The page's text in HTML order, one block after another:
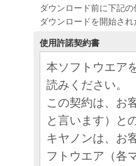
ダウンロード前に下記
ダウンロードを開始さ
使用許諾契約書
本ソフトウエア
読みください。
この契約は、お
と言います）と
キヤノンは、お
フトウエア（各